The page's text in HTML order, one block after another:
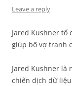
Leave a reply
Jared Kushner
giúp bố vợ tranh
Jared Kushner là
chiến dịch dữ